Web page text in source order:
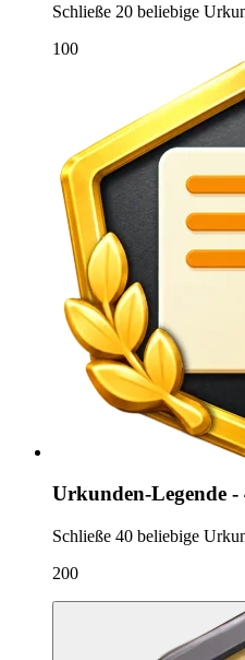
Schließe 20 beliebige
100
Urkunden-Legende
Schließe 40 beliebige
200